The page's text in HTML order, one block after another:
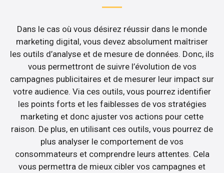
Dans le cas où vous désirez réussir dans le monde
marketing digital, vous devez absolument maîtriser
les outils d’analyse et de mesure de données. Donc, ils
vous permettront de suivre l’évolution de vos
campagnes publicitaires et de mesurer leur impact sur
votre audience. Via ces outils, vous pourrez identifier
les points forts et les faiblesses de vos stratégies
marketing et donc ajuster vos actions pour cette
raison. De plus, en utilisant ces outils, vous pourrez de
plus analyser le comportement de vos
consommateurs et comprendre leurs attentes. Cela
vous permettra de mieux cibler vos campagnes et